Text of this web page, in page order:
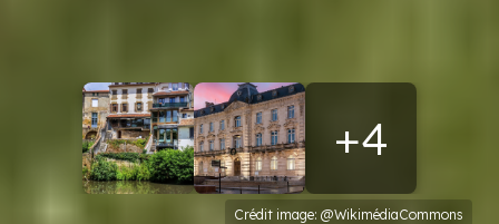
+4
Crédit image: @WikimédiaCommons